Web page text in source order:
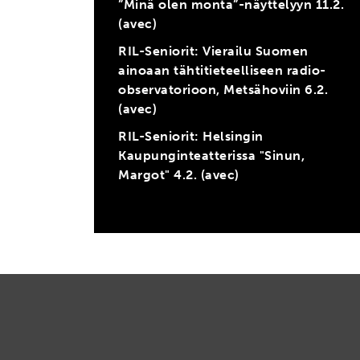
”Minä olen monta”-näyttelyyn 11.2.
(avec)
RIL-Seniorit: Vierailu Suomen
ainoaan tähtitieteelliseen radio-
observatorioon, Metsähoviin 6.2.
(avec)
RIL-Seniorit: Helsingin
Kaupunginteatterissa "Sinun,
Margot" 4.2. (avec)